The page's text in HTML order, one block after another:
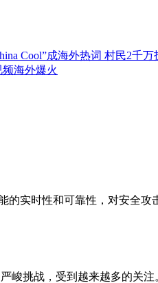
Cool”成海外热词 村民2千万
海外爆火
的实时性和可靠性，对安全攻
峻挑战，受到越来越多的关注